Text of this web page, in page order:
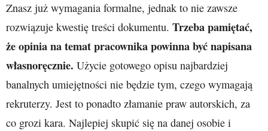
Znasz już wymagania formalne, jednak to nie zawsze
rozwiązuje kwestię treści dokumentu. Trzeba pamiętać,
że opinia na temat pracownika powinna być napisana
własnoręcznie. Użycie gotowego opisu najbardziej
banalnych umiejętności nie będzie tym, czego wymagają
rekruterzy. Jest to ponadto złamanie praw autorskich, za
co grozi kara. Najlepiej skupić się na danej osobie i